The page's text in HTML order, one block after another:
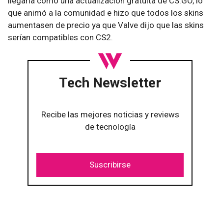
que animó a la comunidad e hizo que todos los skins
aumentasen de precio ya que Valve dijo que las skins
serían compatibles con CS2.
Tech Newsletter
Recibe las mejores noticias y reviews
de tecnología
Suscribirse